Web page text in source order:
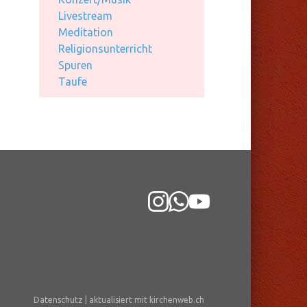
Livestream
Meditation
Religionsunterricht
Spuren
Taufe
Datenschutz aktualisiert mit kirchenweb.ch